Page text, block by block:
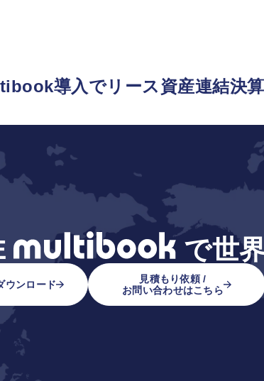
導入でリース資産連結決
で世
ウンロード
見積もり依頼 /
お問い合わせはこちら